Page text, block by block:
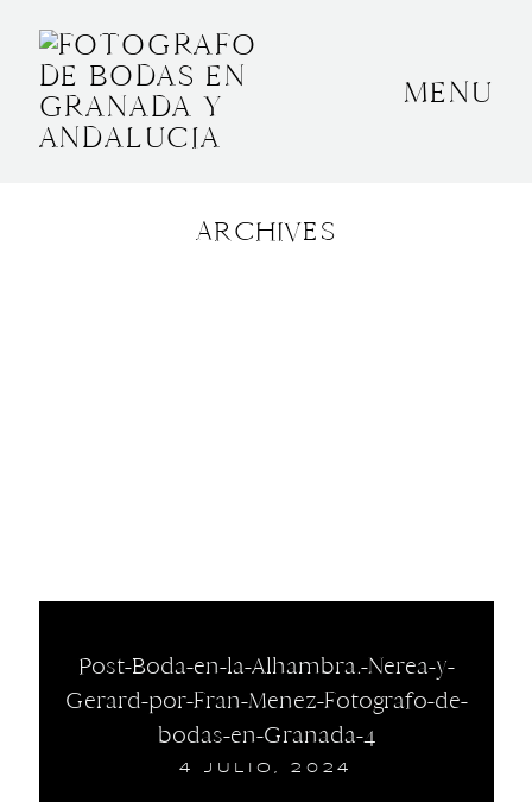
MENU
ARCHIVES
Post-Boda-en-la-Alhambra.-Nerea-y-
Gerard-por-Fran-Menez-Fotografo-de-
bodas-en-Granada-4
4 JULIO, 2024
BODAS